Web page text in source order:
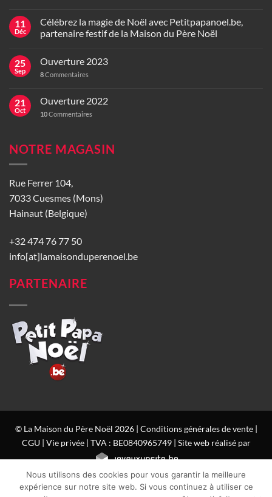
11
Déc
Célébrez la magie de Noël avec Petitpapanoel.be,
partenaire festif de la Maison du Père Noël
25
Sep
Ouverture 2023
8Commentaires
21
Oct
Ouverture 2022
10Commentaires
NOTRE MAGASIN
Rue Ferrer 104,
7033 Cuesmes (Mons)
Hainaut (Belgique)
+32 474 76 77 50
info[at]lamaisonduperenoel.be
PARTENAIRE
© La Maison du Père Noël 2026 | Conditions générales de vente|
CGU| Vie privée| TVA : BE0840965749 | Site web réalisé par
Nous utilisons des cookies pour vous garantir la meilleure
expérience sur notre site web. Si vous continuez à utiliser ce